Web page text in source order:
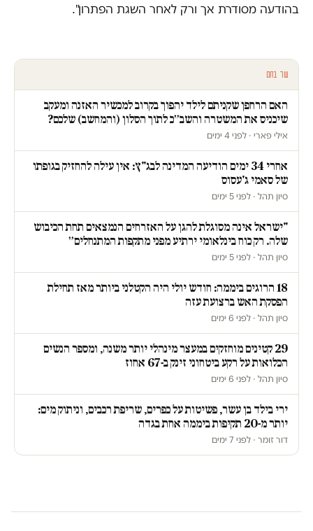
בהודעה מסודרת אך ורק לאחר השגת הפתרון".
עוד בחם
האם הרחפן שקניתם לילד יהפוך בקרוב למכשיר האזנה ומעקב
שיכניס את המשטרה והשב״כ לתוך הסלון (והמחשב) שלכם?
אילי פארי · לפני 4 ימים
אחרי 34 ימים הודיעה המדינה לבג"ץ: אין עילה להחזיק בגופתו
של סאמי ג'עסוס
סיון תהל · לפני 5 ימים
"ישראל אינה מסוגלת להגן על האזרחים הנמצאים תחת הכיבוש
שלה. רק כוח בינלאומי ירתיע מפני מתקפות המתנחלים״
סיון תהל · לפני 5 ימים
18 הרוגים ביממה: חודש יולי היה הקטלני ביותר מאז תחילת
הפסקת האש ברצועת עזה
סיון תהל · לפני 6 ימים
29 קטינים מוחזקים במעצר מינהלי יותר משנה, ומספר הנשים
הכלואות על רקע ביטחוני זינק ב-67 אחוז
סיון תהל · לפני 6 ימים
ירי בילד בן עשר, פשיטות על כפרים, שריפת רכבים, וניתוק מים:
יותר מ-20 תקיפות ביממה אחת בגדה
דור זומר · לפני 7 ימים